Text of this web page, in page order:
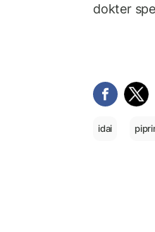
dokter
idai